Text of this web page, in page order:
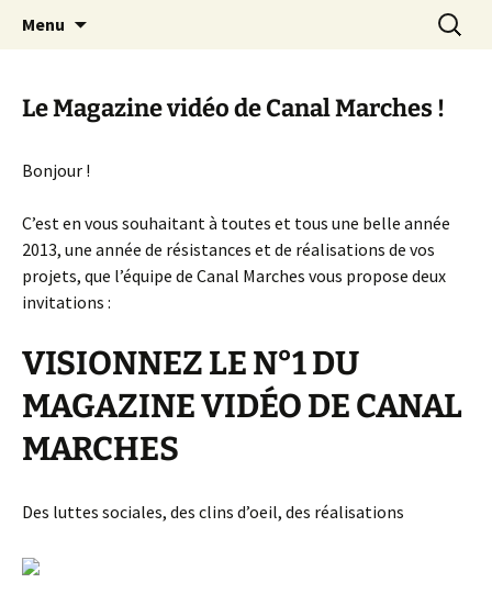
Canal Marches
Menu
Le Magazine vidéo de Canal Marches !
Bonjour !
C’est en vous souhaitant à toutes et tous une belle année
2013, une année de résistances et de réalisations de vos
projets, que l’équipe de Canal Marches vous propose deux
invitations :
VISIONNEZ LE N°1 DU
MAGAZINE VIDÉO DE CANAL
MARCHES
Des luttes sociales, des clins d’oeil, des réalisations